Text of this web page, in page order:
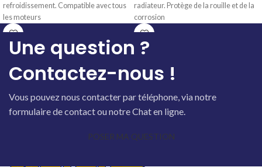
refroidissement. Compatible avec tous
les moteurs
radiateur. Protège de la rouille et de la
corrosion
Une question ?
Contactez-nous !
Vous pouvez nous contacter par téléphone, via notre
formulaire de contact ou notre Chat en ligne.
POSER MA QUESTION